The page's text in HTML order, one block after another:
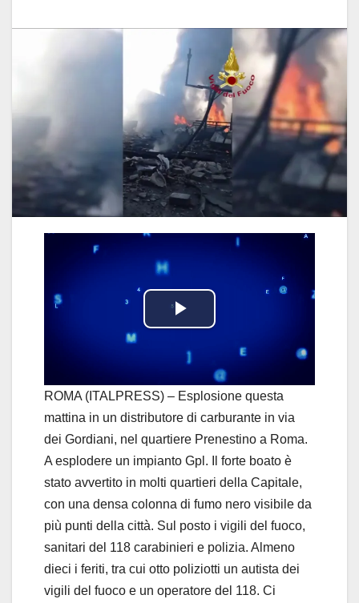
P
l
a
y
V
i
d
e
ROMA (ITALPRESS) – Esplosione questa
mattina in un distributore di carburante in via
dei Gordiani, nel quartiere Prenestino a Roma.
A esplodere un impianto Gpl. Il forte boato è
stato avvertito in molti quartieri della Capitale,
con una densa colonna di fumo nero visibile da
più punti della città. Sul posto i vigili del fuoco,
sanitari del 118 carabinieri e polizia. Almeno
dieci i feriti, tra cui otto poliziotti un autista dei
vigili del fuoco e un operatore del 118. Ci